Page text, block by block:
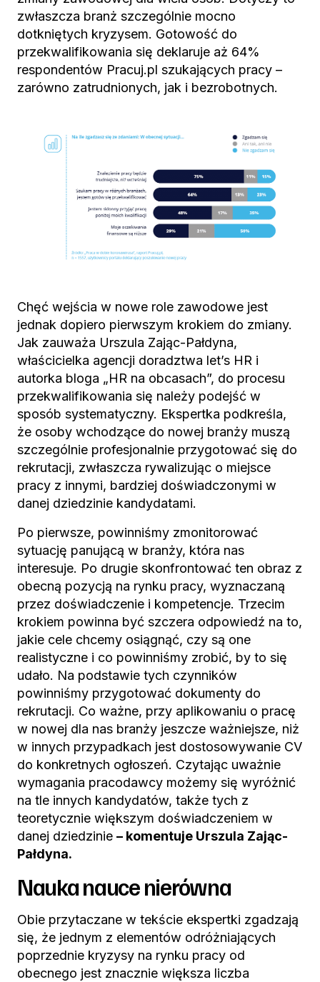
zwłaszcza branż szczególnie mocno
dotkniętych kryzysem. Gotowość do
przekwalifikowania się deklaruje aż 64%
respondentów Pracuj.pl szukających pracy –
zarówno zatrudnionych, jak i bezrobotnych.
Chęć wejścia w nowe role zawodowe jest
jednak dopiero pierwszym krokiem do zmiany.
Jak zauważa Urszula Zając-Pałdyna,
właścicielka agencji doradztwa let’s HR i
autorka bloga „HR na obcasach”, do procesu
przekwalifikowania się należy podejść w
sposób systematyczny. Ekspertka podkreśla,
że osoby wchodzące do nowej branży muszą
szczególnie profesjonalnie przygotować się do
rekrutacji, zwłaszcza rywalizując o miejsce
pracy z innymi, bardziej doświadczonymi w
danej dziedzinie kandydatami.
Po pierwsze, powinniśmy zmonitorować
sytuację panującą w branży, która nas
interesuje. Po drugie skonfrontować ten obraz z
obecną pozycją na rynku pracy, wyznaczaną
przez doświadczenie i kompetencje. Trzecim
krokiem powinna być szczera odpowiedź na to,
jakie cele chcemy osiągnąć, czy są one
realistyczne i co powinniśmy zrobić, by to się
udało. Na podstawie tych czynników
powinniśmy przygotować dokumenty do
rekrutacji. Co ważne, przy aplikowaniu o pracę
w nowej dla nas branży jeszcze ważniejsze, niż
w innych przypadkach jest dostosowywanie CV
do konkretnych ogłoszeń. Czytając uważnie
wymagania pracodawcy możemy się wyróżnić
na tle innych kandydatów, także tych z
teoretycznie większym doświadczeniem w
danej dziedzinie – komentuje Urszula Zając-
Pałdyna.
Nauka nauce nierówna
Obie przytaczane w tekście ekspertki zgadzają
się, że jednym z elementów odróżniających
poprzednie kryzysy na rynku pracy od
obecnego jest znacznie większa liczba